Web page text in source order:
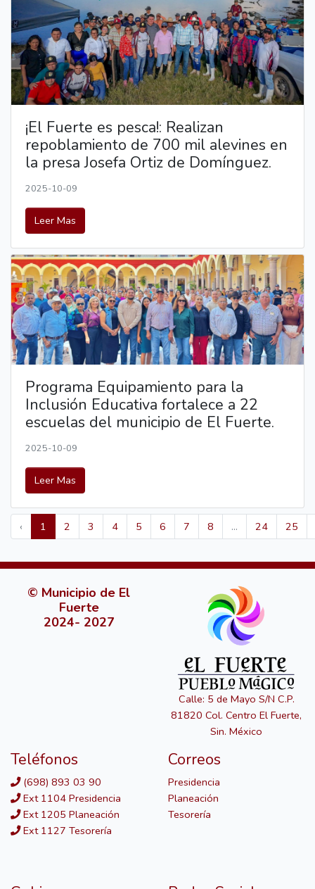
¡El Fuerte es pesca!: Realizan
repoblamiento de 700 mil alevines en
la presa Josefa Ortiz de Domínguez.
2025-10-09
Leer Mas
Programa Equipamiento para la
Inclusión Educativa fortalece a 22
escuelas del municipio de El Fuerte.
2025-10-09
Leer Mas
‹ 1 2 3 4 5 6 7 8 ... 24 25
© Municipio de El
Fuerte
2024- 2027
Calle: 5 de Mayo S/N C.P.
81820 Col. Centro El Fuerte,
Sin. México
Teléfonos
(698) 893 03 90
Ext 1104 Presidencia
Ext 1205 Planeación
Ext 1127 Tesorería
Correos
Presidencia
Planeación
Tesorería